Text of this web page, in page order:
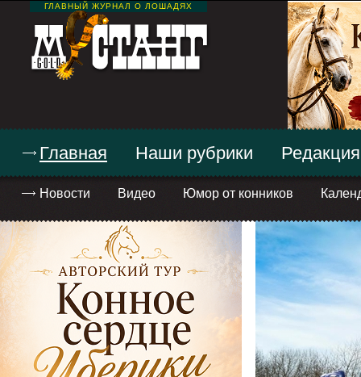
ГЛАВНЫЙ ЖУРНАЛ О ЛОШАДЯХ
Главная
Новости Видео Юмор от конников
Наши рубрики Редакция